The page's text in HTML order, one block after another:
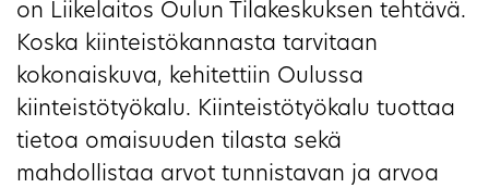
on Liikelaitos Oulun Tilakeskuksen tehtävä.
Koska kiinteistökannasta tarvitaan
kokonaiskuva, kehitettiin Oulussa
kiinteistötyökalu. Kiinteistötyökalu tuottaa
tietoa omaisuuden tilasta sekä
mahdollistaa arvot tunnistavan ja arvoa